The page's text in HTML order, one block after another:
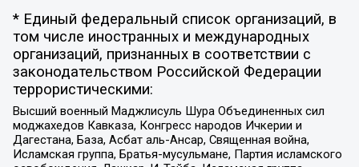
* Единый федеральный список организаций, в
том числе иностранных и международных
организаций, признанных в соответствии с
законодательством Российской Федерации
террористическими:
Высший военный Маджлисуль Шура Объединенных сил
моджахедов Кавказа, Конгресс народов Ичкерии и
Дагестана, База, Асбат аль-Ансар, Священная война,
Исламская группа, Братья-мусульмане, Партия исламского